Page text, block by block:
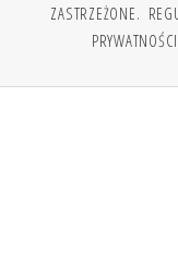
ZASTRZEŻONE.
PRYWATNOŚCI